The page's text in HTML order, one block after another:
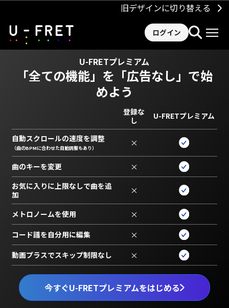
旧デザインに切り替える
ログイン
U-FRETプレミアム
「全ての機能」を 「広告なし」で始
めよう
今すぐU-FRETプレミアムをはじめる
登録な
し
U-FRETプレミアム
自動スクロールの速度を調整
（曲のBPMに合わせた自動調整もあり） ×
曲のキーを変更 ×
お気に入りに上限なしで曲を追
加
×
メトロノームを使用 ×
コード譜を自分用に編集 ×
動画プラスでスキップ制限なし ×